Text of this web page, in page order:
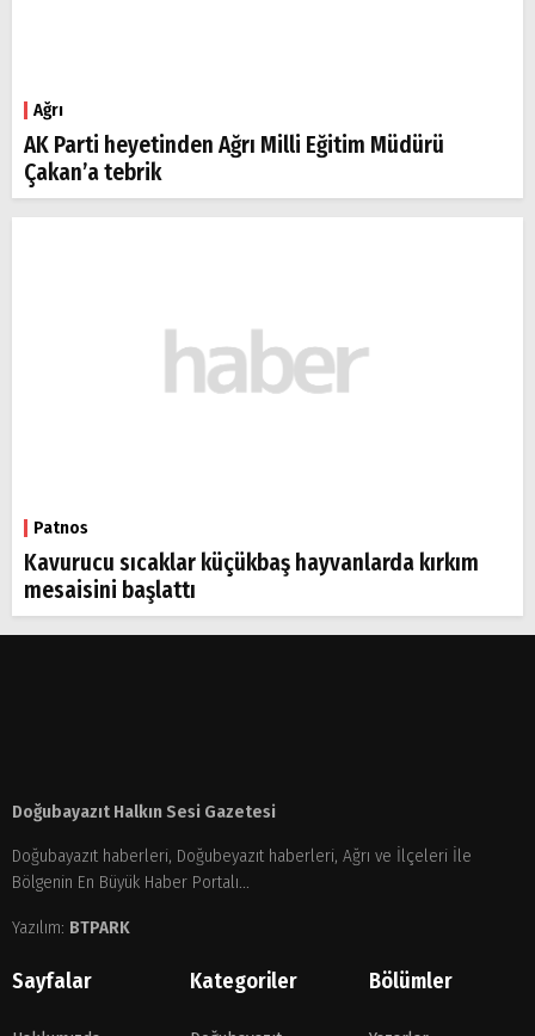
Ağrı
AK Parti heyetinden Ağrı Milli Eğitim Müdürü
Çakan’a tebrik
Patnos
Kavurucu sıcaklar küçükbaş hayvanlarda kırkım
mesaisini başlattı
Doğubayazıt Halkın Sesi Gazetesi
Doğubayazıt haberleri, Doğubeyazıt haberleri, Ağrı ve İlçeleri İle
Bölgenin En Büyük Haber Portalı...
Yazılım: BTPARK
Sayfalar Kategoriler Bölümler